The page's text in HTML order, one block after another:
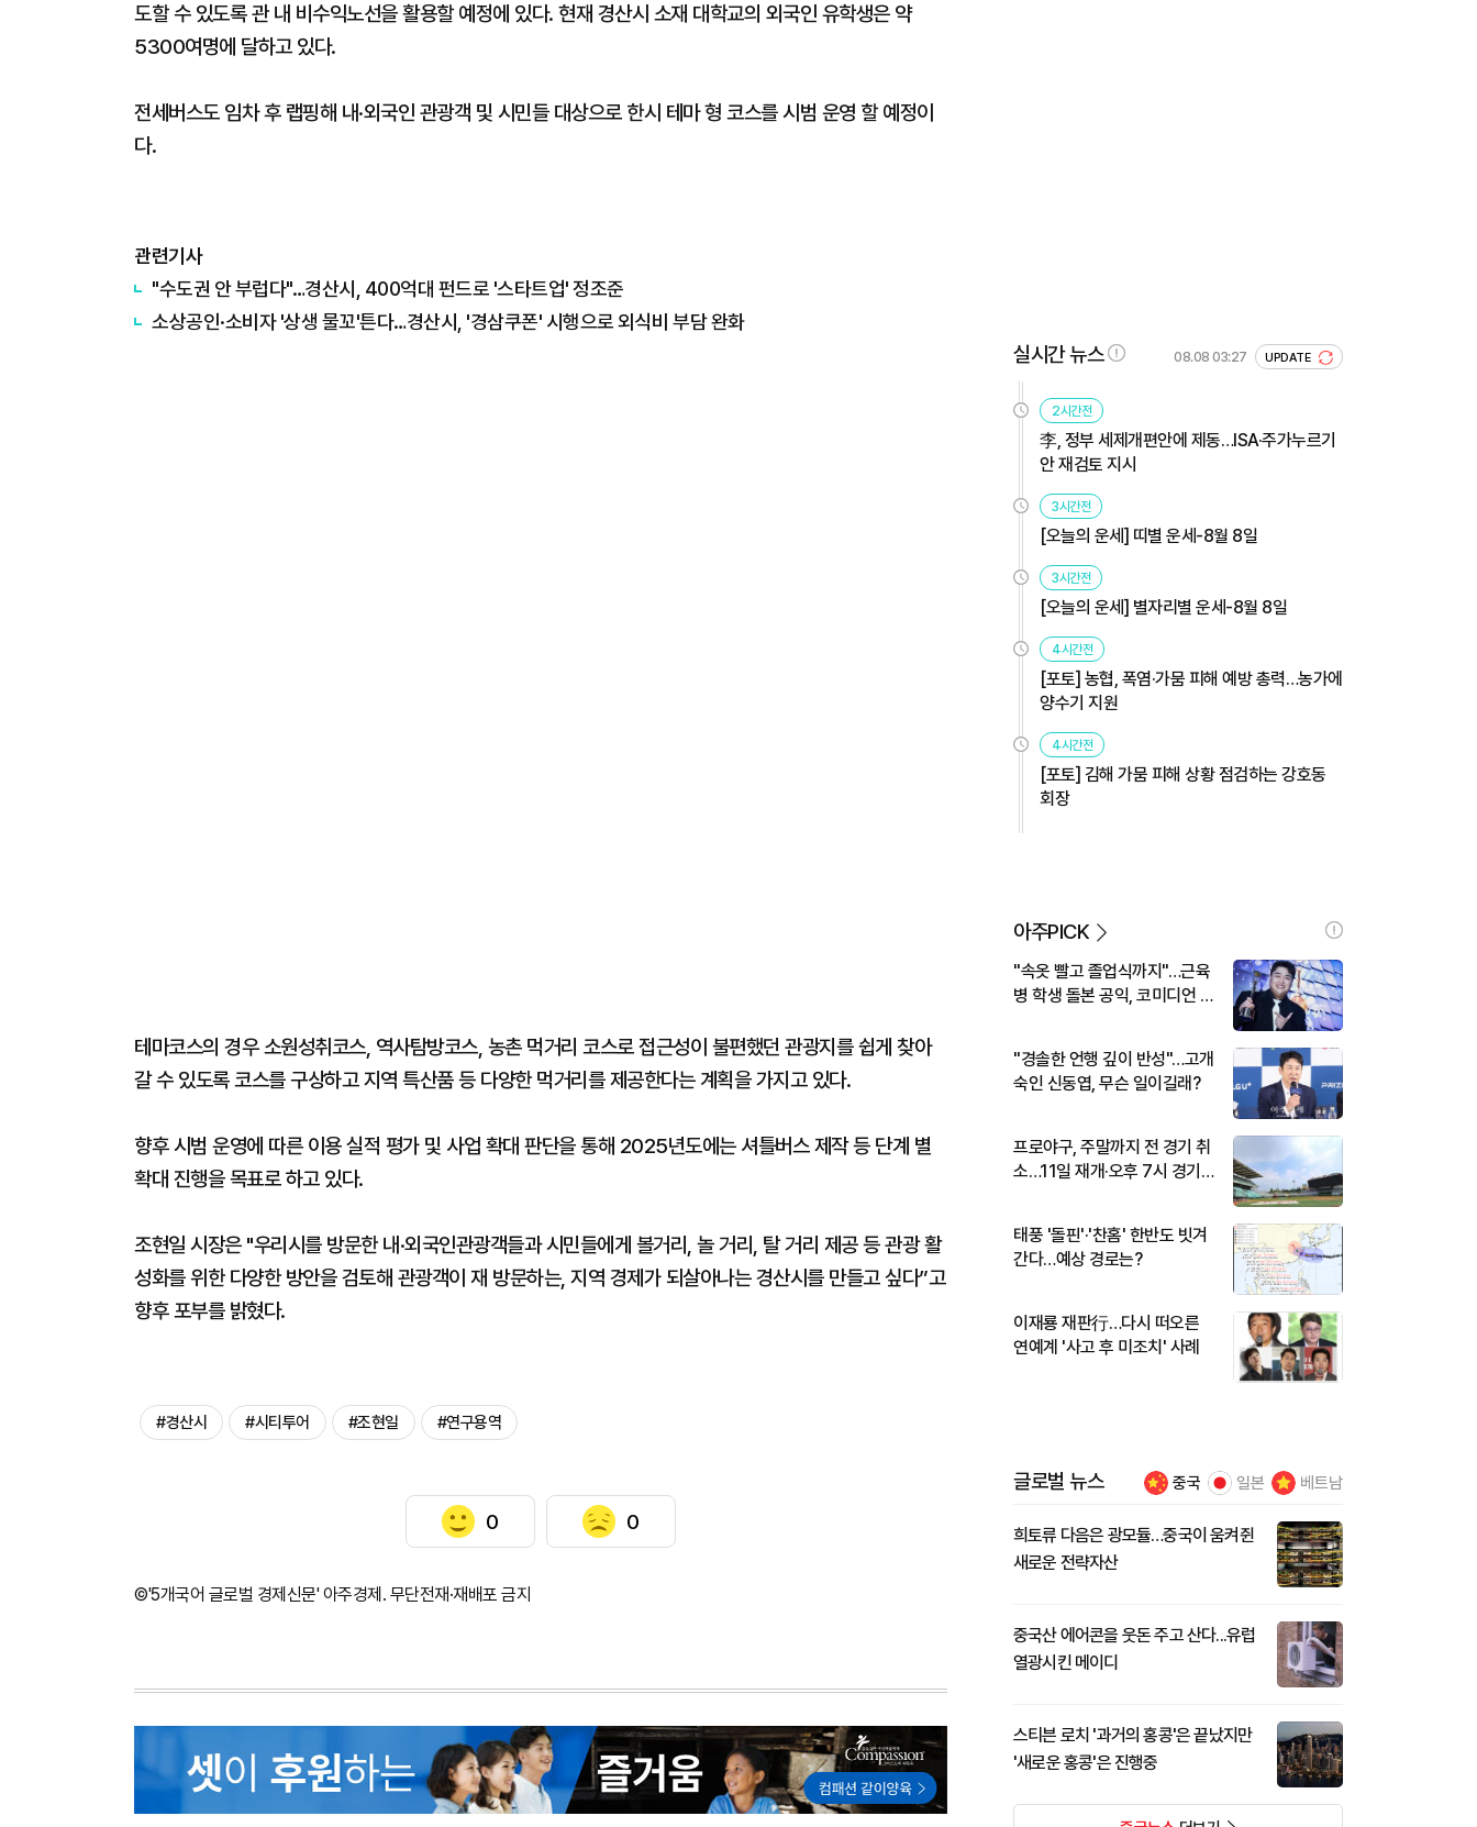
도할 수 있도록 관 내 비수익노선을 활용할 예정에 있다. 현재 경산시 소재 대학교의 외국인 유학생은 약
5300여명에 달하고 있다.
전세버스도 임차 후 랩핑해 내·외국인 관광객 및 시민들 대상으로 한시 테마 형 코스를 시범 운영 할 예정이
다.
관련기사
"수도권 안 부럽다"…경산시, 400억대 펀드로 '스타트업' 정조준
소상공인·소비자 '상생 물꼬'튼다…경산시, '경삼쿠폰' 시행으로 외식비 부담 완화
테마코스의 경우 소원성취코스, 역사탐방코스, 농촌 먹거리 코스로 접근성이 불편했던 관광지를 쉽게 찾아
갈 수 있도록 코스를 구상하고 지역 특산품 등 다양한 먹거리를 제공한다는 계획을 가지고 있다.
향후 시범 운영에 따른 이용 실적 평가 및 사업 확대 판단을 통해 2025년도에는 셔틀버스 제작 등 단계 별
확대 진행을 목표로 하고 있다.
조현일 시장은 "우리시를 방문한 내·외국인관광객들과 시민들에게 볼거리, 놀 거리, 탈 거리 제공 등 관광 활
성화를 위한 다양한 방안을 검토해 관광객이 재 방문하는, 지역 경제가 되살아나는 경산시를 만들고 싶다”고
향후 포부를 밝혔다.
#경산시 #시티투어 #조현일 #연구용역
0 0
©'5개국어 글로벌 경제신문' 아주경제. 무단전재·재배포 금지
실시간 뉴스 08.08 03:27 UPDATE
2시간전
李, 정부 세제개편안에 제동…ISA·주가누르기
안 재검토 지시
3시간전
[오늘의 운세] 띠별 운세-8월 8일
3시간전
[오늘의 운세] 별자리별 운세-8월 8일
4시간전
[포토] 농협, 폭염·가뭄 피해 예방 총력…농가에
양수기 지원
4시간전
[포토] 김해 가뭄 피해 상황 점검하는 강호동
회장
아주PICK
"속옷 빨고 졸업식까지"…근육
병 학생 돌본 공익, 코미디언 김
"경솔한 언행 깊이 반성"…고개
숙인 신동엽, 무슨 일이길래?
프로야구, 주말까지 전 경기 취
소…11일 재개·오후 7시 경기
태풍 '돌핀'·'찬홈' 한반도 빗겨
간다…예상 경로는?
이재룡 재판行…다시 떠오른
연예계 '사고 후 미조치' 사례
글로벌 뉴스 중국 일본 베트남
희토류 다음은 광모듈…중국이 움켜쥔
새로운 전략자산
중국산 에어콘을 웃돈 주고 산다...유럽
열광시킨 메이디
스티븐 로치 '과거의 홍콩'은 끝났지만
'새로운 홍콩'은 진행중